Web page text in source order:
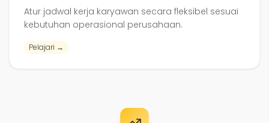
Atur jadwal kerja karyawan secara fleksibel sesuai
kebutuhan operasional perusahaan.
Pelajari →